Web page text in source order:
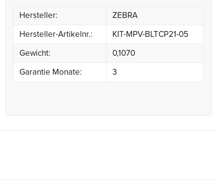
Hersteller:
ZEBRA
Hersteller-Artikelnr.:
KIT-MPV-BLTCP21-05
Gewicht:
0,1070
Garantie Monate:
3